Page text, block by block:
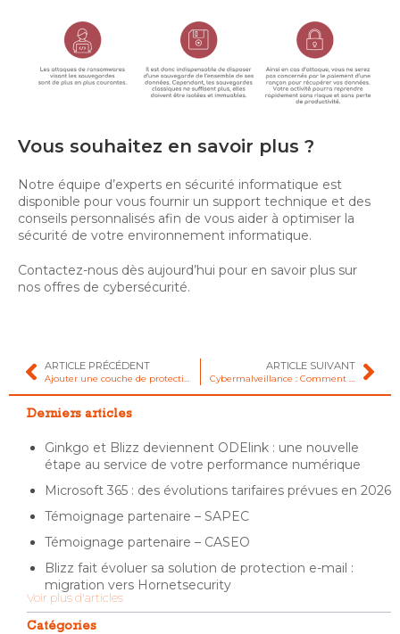
Vous souhaitez en savoir plus ?
Notre équipe d’experts en sécurité informatique est
disponible pour vous fournir un support technique et des
conseils personnalisés afin de vous aider à optimiser la
sécurité de votre environnement informatique.
Contactez-nous dès aujourd’hui pour en savoir plus sur
nos offres de cybersécurité.
ARTICLE PRÉCÉDENT
Ajouter une couche de protection supplémentaire
ARTICLE SUIVANT
Cybermalveillance : Comment préparer votre entreprise contre les menaces ?
Derniers articles
Ginkgo et Blizz deviennent ODElink : une nouvelle
étape au service de votre performance numérique
Microsoft 365 : des évolutions tarifaires prévues en 2026
Témoignage partenaire – SAPEC
Témoignage partenaire – CASEO
Blizz fait évoluer sa solution de protection e-mail :
migration vers Hornetsecurity
Voir plus d'articles
Catégories